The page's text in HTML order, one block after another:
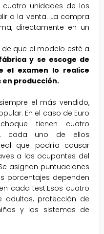
unidades de los
a la venta. La compra
directamente en un
que el modelo esté a
y se escoge de
el examen lo realice
en producción.
el más vendido,
En el caso de Euro
tienen cuatro
cada uno de ellos
que podría causar
a los ocupantes del
asignan puntuaciones
porcentajes dependen
cada test.Esos cuatro
adultos, protección de
y los sistemas de